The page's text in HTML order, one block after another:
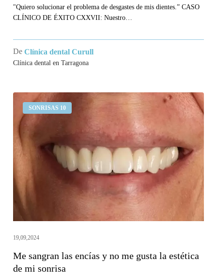
"Quiero solucionar el problema de desgastes de mis dientes.” CASO
CLÍNICO DE ÉXITO CXXVII: Nuestro…
De Clínica dental Curull
Clínica dental en Tarragona
SONRISAS 10
sangran
las
encías
me
gusta
estética
de
sonrisa
19,09,2024
Me sangran las encías y no me gusta la estética
de mi sonrisa